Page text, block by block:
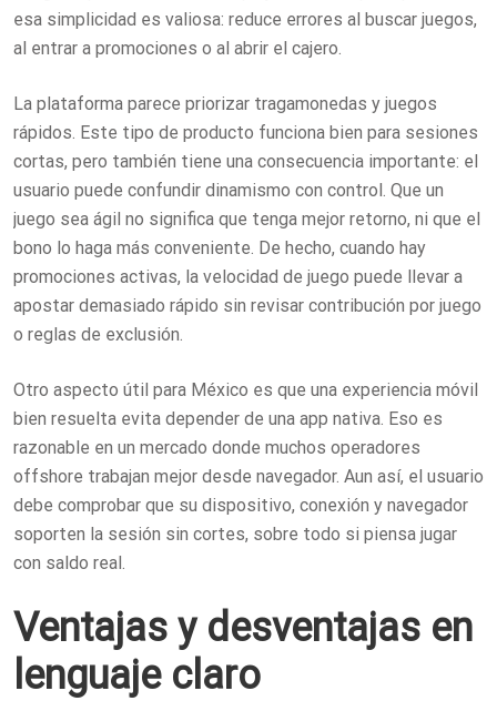
esa simplicidad es valiosa: reduce errores al buscar juegos,
al entrar a promociones o al abrir el cajero.
La plataforma parece priorizar tragamonedas y juegos
rápidos. Este tipo de producto funciona bien para sesiones
cortas, pero también tiene una consecuencia importante: el
usuario puede confundir dinamismo con control. Que un
juego sea ágil no significa que tenga mejor retorno, ni que el
bono lo haga más conveniente. De hecho, cuando hay
promociones activas, la velocidad de juego puede llevar a
apostar demasiado rápido sin revisar contribución por juego
o reglas de exclusión.
Otro aspecto útil para México es que una experiencia móvil
bien resuelta evita depender de una app nativa. Eso es
razonable en un mercado donde muchos operadores
offshore trabajan mejor desde navegador. Aun así, el usuario
debe comprobar que su dispositivo, conexión y navegador
soporten la sesión sin cortes, sobre todo si piensa jugar
con saldo real.
Ventajas y desventajas en
lenguaje claro